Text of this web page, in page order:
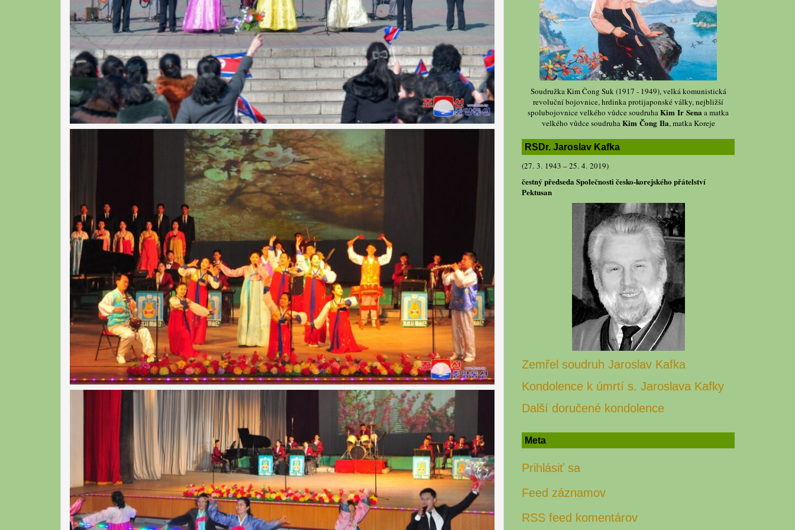
Soudružka Kim Čong Suk (1917 - 1949), velká komunistická
revoluční bojovnice, hrdinka protijaponské války, nejbližší
spolubojovnice velkého vůdce soudruhaKim Ir Sena a matka
velkého vůdce soudruhaKim Čong Ila, matka Koreje
RSDr. Jaroslav Kafka
(27. 3. 1943 – 25. 4. 2019)
čestný předseda Společnosti česko-korejského přátelství
Pektusan
Zemřel soudruh Jaroslav Kafka
Kondolence k úmrtí s. Jaroslava Kafky
Další doručené kondolence
Meta
Prihlásiť sa
Feed záznamov
RSS feed komentárov